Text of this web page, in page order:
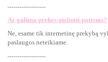
-------------------
Ar galima prekes atsiimti patiems?
Ne, esame tik internetinę prekybą
paslaugos neteikiame.
-------------------